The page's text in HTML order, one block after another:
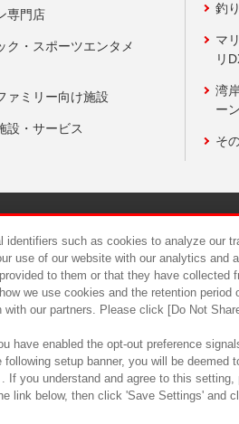
専門店
ク・スポーツエンタメ
ァミリー向け施設
設・サービス
釣
マ
リ
湾
ー
そ
食品のご
identifiers such as cookies to analyze our
use of our website with our analytics and
to them or that they have
we use cookies and the retention
with our partners. Please click [Do Not
have enabled the opt-out preference
setup banner, you will be
If you understand and agree to this
link below, then click 'Save Settings' and